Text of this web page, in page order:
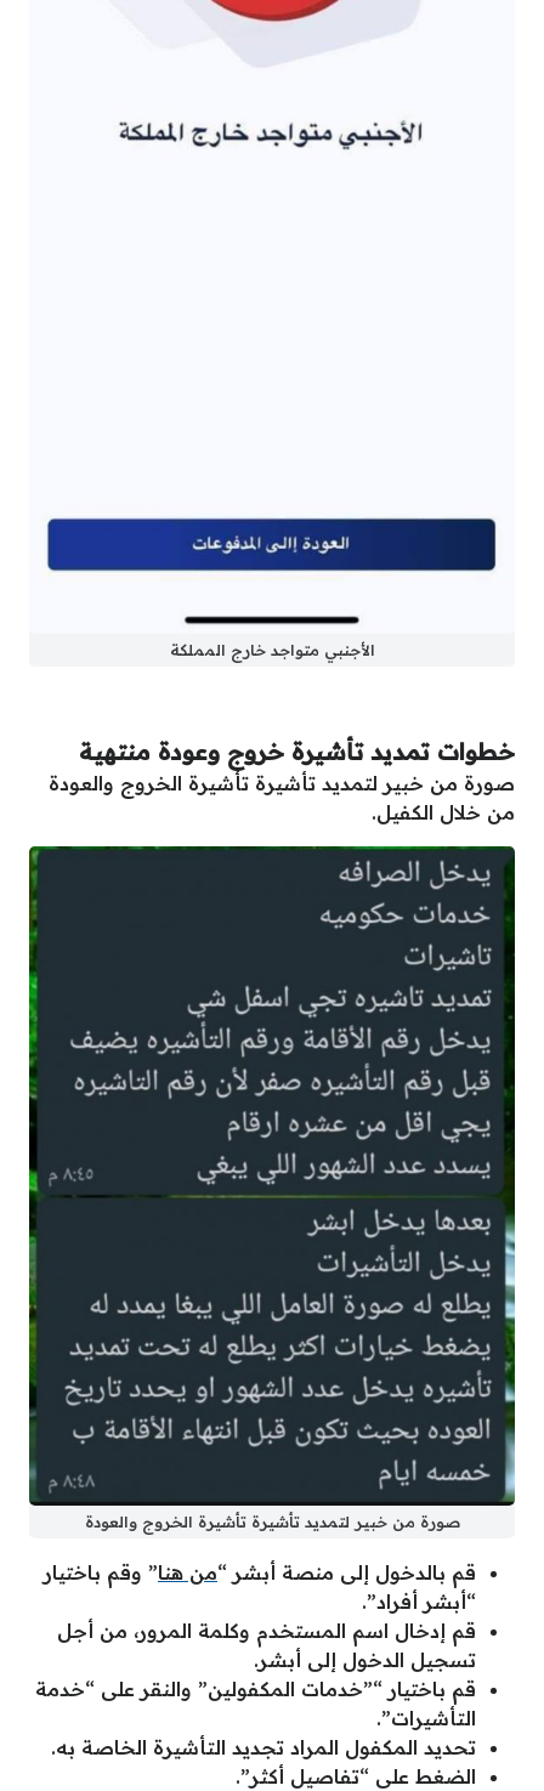
الأجنبي متواجد خارج المملكة
خطوات تمديد تأشيرة خروج وعودة منتهية
صورة من خبير لتمديد تأشيرة تأشيرة الخروج والعودة
من خلال الكفيل.
صورة من خبير لتمديد تأشيرة تأشيرة الخروج والعودة
قم بالدخول إلى منصة أبشر “من هنا” وقم باختيار
“أبشر أفراد”.
قم إدخال اسم المستخدم وكلمة المرور، من أجل
تسجيل الدخول إلى أبشر.
قم باختيار “”خدمات المكفولين” والنقر على “خدمة
التأشيرات”.
تحديد المكفول المراد تجديد التأشيرة الخاصة به.
الضغط على “تفاصيل أكثر”.